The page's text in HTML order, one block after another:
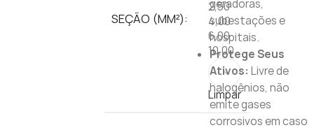
SEÇÃO (MM²):
2,50
4,00
6,00
10,00
Limpar
geradoras,
subestações e
hospitais.
Protege Seus
Ativos: Livre de
halogênios, não
emite gases
corrosivos em caso